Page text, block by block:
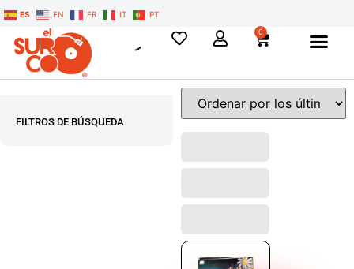
ES EN FR IT PT
0
FILTROS DE BÚSQUEDA